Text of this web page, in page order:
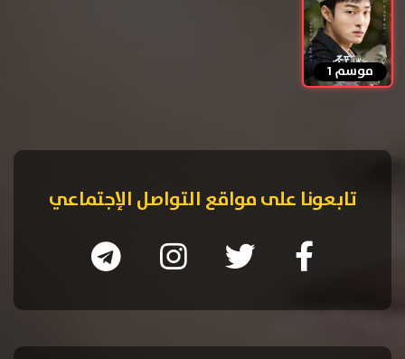
موسم 1
تابعونا على مواقع التواصل الإجتماعي